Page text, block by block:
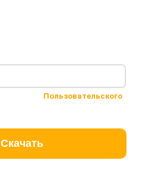
Пользовательского
Скачать